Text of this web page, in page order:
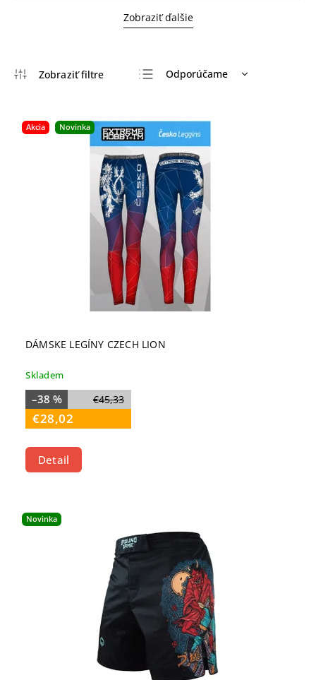
Zobraziť ďalšie
Odporúčame
Najdrahšie
Najpredávanejšie
Abecedne
Akcia Novinka
DÁMSKE LEGÍNY CZECH LION
Skladem
€45,33
–38 %
€28,02
Detail
Novinka